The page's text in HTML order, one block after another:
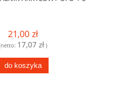
21,00 zł
17,07 zł )
do koszyka